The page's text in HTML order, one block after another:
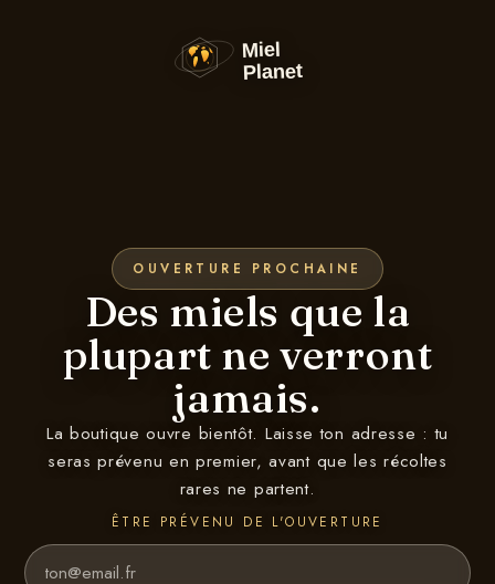
OUVERTURE PROCHAINE
Des miels que la
plupart ne verront
jamais.
La boutique ouvre bientôt. Laisse ton adresse : tu
seras prévenu en premier, avant que les récoltes
rares ne partent.
ÊTRE PRÉVENU DE L'OUVERTURE